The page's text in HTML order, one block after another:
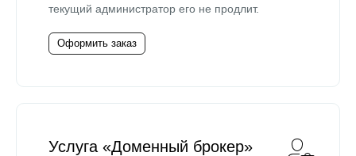
текущий администратор его не продлит.
Оформить заказ
Услуга «Доменный брокер»